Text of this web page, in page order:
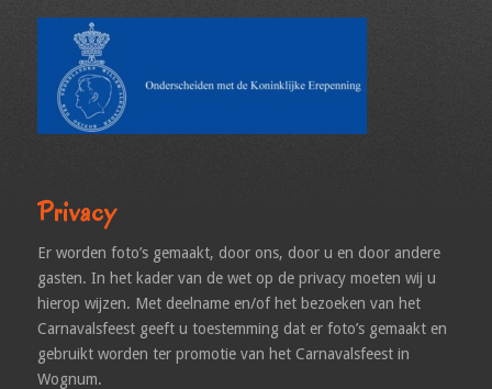
Privacy
Er worden foto’s gemaakt, door ons, door u en door andere
gasten. In het kader van de wet op de privacy moeten wij u
hierop wijzen. Met deelname en/of het bezoeken van het
Carnavalsfeest geeft u toestemming dat er foto’s gemaakt en
gebruikt worden ter promotie van het Carnavalsfeest in
Wognum.